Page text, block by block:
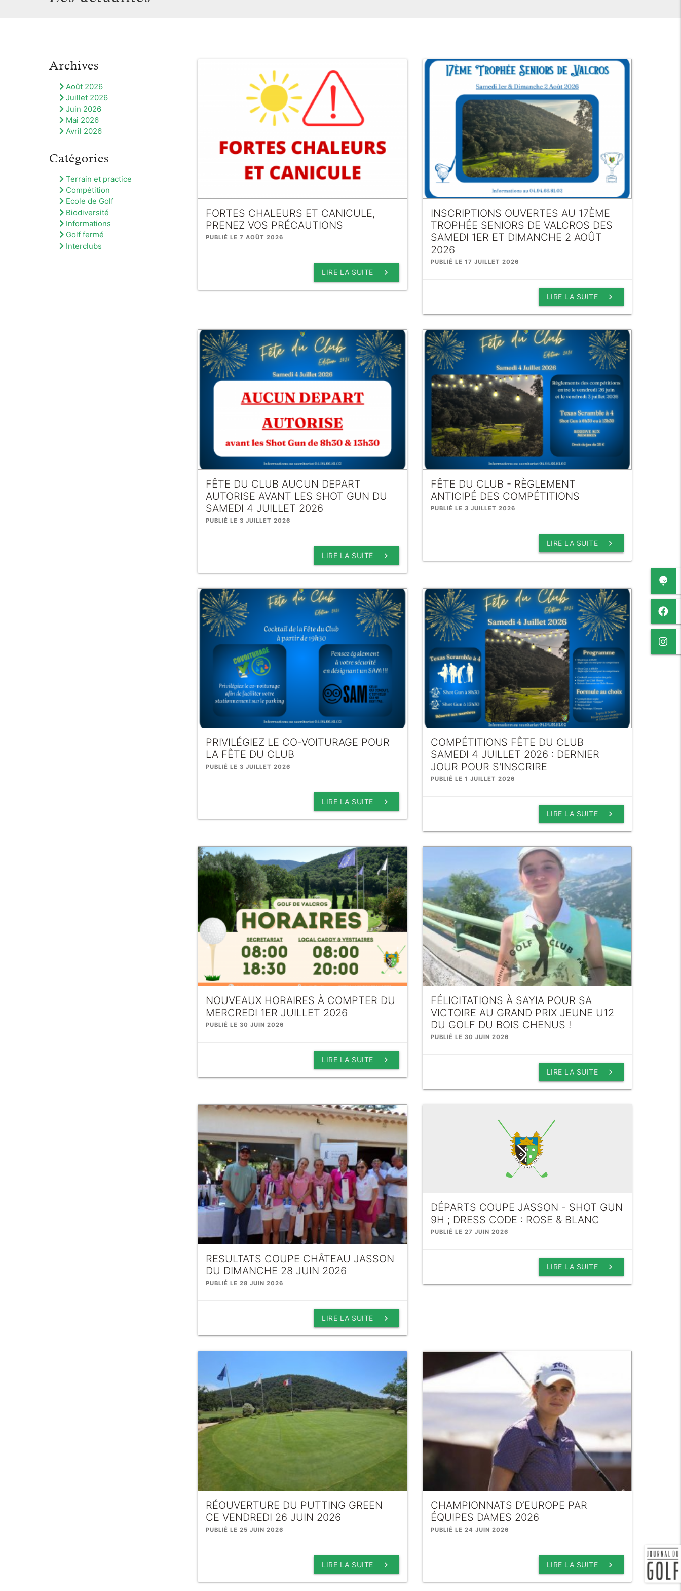
Archives
Août 2026
Juillet 2026
Juin 2026
Mai 2026
Avril 2026
Catégories
Terrain et practice
Compétition
Ecole de Golf
Biodiversité
Informations
Golf fermé
Interclubs
FORTES CHALEURS ET CANICULE,
PRENEZ VOS PRÉCAUTIONS
PUBLIÉ LE 7 AOÛT 2026
keyboard_arrow_right
LIRE LA SUITE
INSCRIPTIONS OUVERTES AU 17ÈME
TROPHÉE SENIORS DE VALCROS DES
SAMEDI 1ER ET DIMANCHE 2 AOÛT
2026
PUBLIÉ LE 17 JUILLET 2026
keyboard_arrow_right
LIRE LA SUITE
FÊTE DU CLUB AUCUN DEPART
AUTORISE AVANT LES SHOT GUN DU
SAMEDI 4 JUILLET 2026
PUBLIÉ LE 3 JUILLET 2026
keyboard_arrow_right
LIRE LA SUITE
FÊTE DU CLUB - RÈGLEMENT
ANTICIPÉ DES COMPÉTITIONS
PUBLIÉ LE 3 JUILLET 2026
keyboard_arrow_right
LIRE LA SUITE
PRIVILÉGIEZ LE CO-VOITURAGE POUR
LA FÊTE DU CLUB
PUBLIÉ LE 3 JUILLET 2026
keyboard_arrow_right
LIRE LA SUITE
COMPÉTITIONS FÊTE DU CLUB
SAMEDI 4 JUILLET 2026 : DERNIER
JOUR POUR S'INSCRIRE
PUBLIÉ LE 1 JUILLET 2026
keyboard_arrow_right
LIRE LA SUITE
NOUVEAUX HORAIRES À COMPTER DU
MERCREDI 1ER JUILLET 2026
PUBLIÉ LE 30 JUIN 2026
keyboard_arrow_right
LIRE LA SUITE
FÉLICITATIONS À SAYIA POUR SA
VICTOIRE AU GRAND PRIX JEUNE U12
DU GOLF DU BOIS CHENUS !
PUBLIÉ LE 30 JUIN 2026
keyboard_arrow_right
LIRE LA SUITE
RESULTATS COUPE CHÂTEAU JASSON
DU DIMANCHE 28 JUIN 2026
PUBLIÉ LE 28 JUIN 2026
keyboard_arrow_right
LIRE LA SUITE
DÉPARTS COUPE JASSON - SHOT GUN
9H ; DRESS CODE : ROSE & BLANC
PUBLIÉ LE 27 JUIN 2026
keyboard_arrow_right
LIRE LA SUITE
RÉOUVERTURE DU PUTTING GREEN
CE VENDREDI 26 JUIN 2026
PUBLIÉ LE 25 JUIN 2026
keyboard_arrow_right
LIRE LA SUITE
CHAMPIONNATS D’EUROPE PAR
ÉQUIPES DAMES 2026
PUBLIÉ LE 24 JUIN 2026
keyboard_arrow_right
LIRE LA SUITE